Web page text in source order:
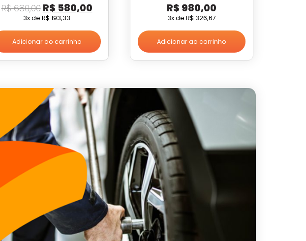
R$680,00 O
preço
original
era:
R$ 680,00.
R$ 580,00O
atual
é:
R$ 580,00.
3x deR$ 193,33
Adicionar ao carrinho
R$ 980,00
3x deR$ 326,67
Adicionar ao carrinho